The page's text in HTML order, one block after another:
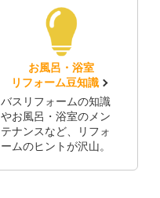
お風呂・浴室
リフォーム豆知識
バスリフォームの知識
やお風呂・浴室のメン
テナンスなど、リフォ
ームのヒントが沢山。